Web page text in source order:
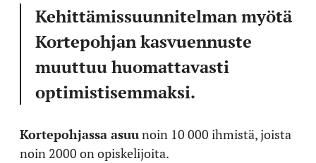
Kehittämissuunnitelman myötä
Kortepohjan kasvuennuste
muuttuu huomattavasti
optimistisemmaksi.
Kortepohjassa asuunoin 10 000 ihmistä, joista
noin 2000 on opiskelijoita.